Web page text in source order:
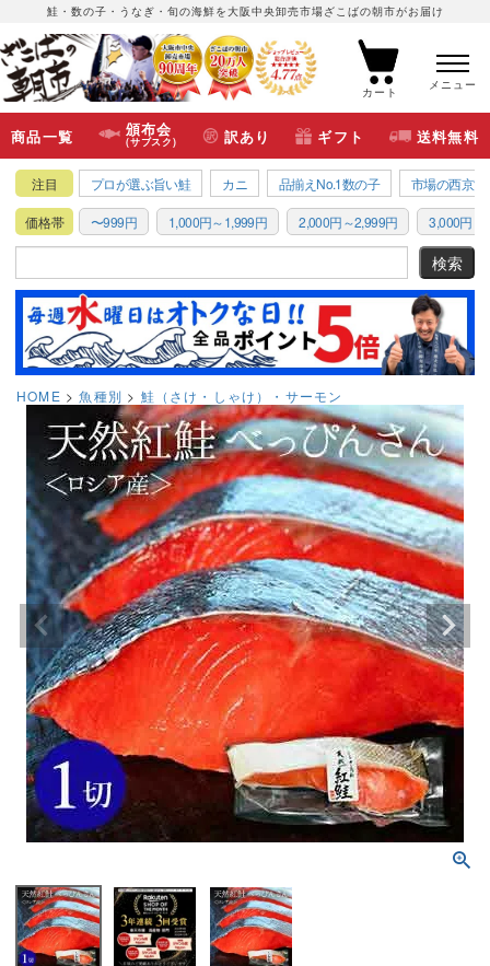
鮭・数の子・うなぎ・旬の海鮮を大阪中央卸売市場ざこばの朝市がお届け
カート
メニュー
商品一覧 頒布会
(サブスク) 訳あり ギフト 送料無料
注目 プロが選ぶ旨い鮭 カニ 品揃えNo.1数の子 市場の西京漬
価格帯 〜999円 1,000円～1,999円 2,000円～2,999円 3,000円～
HOME 魚種別 鮭（さけ・しゃけ）・サーモン